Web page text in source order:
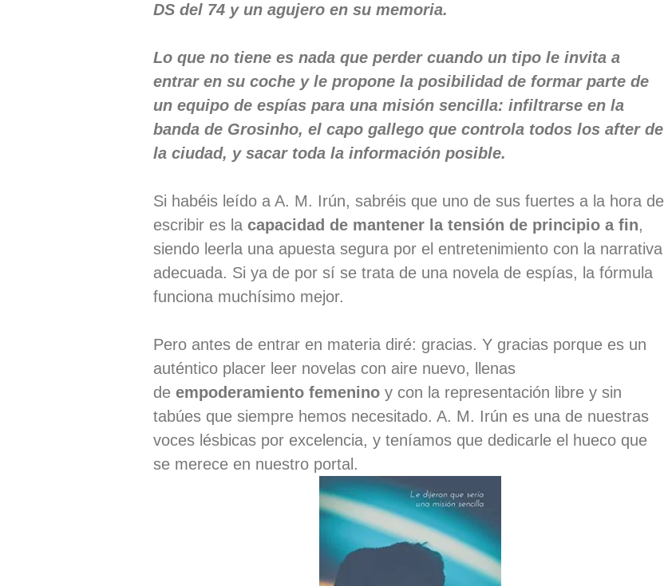
DS del 74 y un agujero en su memoria.
Lo que no tiene es nada que perder cuando un tipo le invita a
entrar en su coche y le propone la posibilidad de formar parte de
un equipo de espías para una misión sencilla: infiltrarse en la
banda de Grosinho, el capo gallego que controla todos los after de
la ciudad, y sacar toda la información posible.
Si habéis leído a A. M. Irún, sabréis que uno de sus fuertes a la hora de
escribir es la capacidad de mantener la tensión de principio a fin,
siendo leerla una apuesta segura por el entretenimiento con la narrativa
adecuada. Si ya de por sí se trata de una novela de espías, la fórmula
funciona muchísimo mejor.
Pero antes de entrar en materia diré: gracias. Y gracias porque es un
auténtico placer leer novelas con aire nuevo, llenas
de empoderamiento femenino y con la representación libre y sin
tabúes que siempre hemos necesitado. A. M. Irún es una de nuestras
voces lésbicas por excelencia, y teníamos que dedicarle el hueco que
se merece en nuestro portal.